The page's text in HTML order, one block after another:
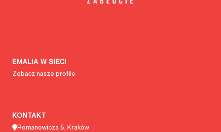
EMALIA W SIECI
Zobacz nasze profile
KONTAKT
Romanowicza 5, Kraków